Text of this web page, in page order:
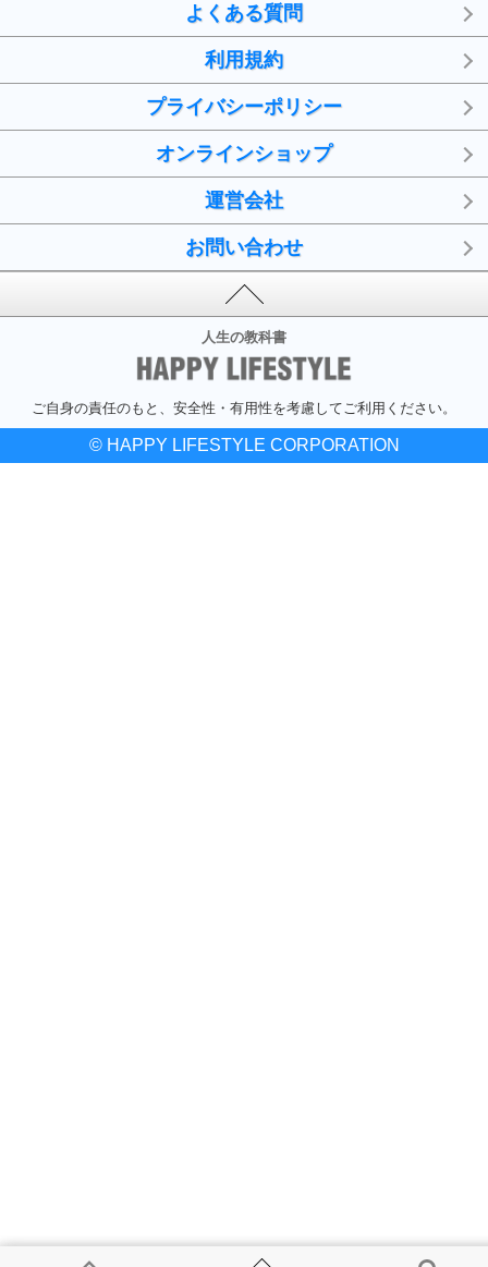
よくある質問
利用規約
プライバシーポリシー
オンラインショップ
運営会社
お問い合わせ
人生の教科書
ご自身の責任のもと、安全性・有用性を考慮してご利用ください。
© HAPPY LIFESTYLE CORPORATION